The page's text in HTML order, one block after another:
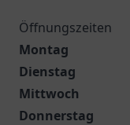
Öffnungszeiten
Montag
Dienstag
Mittwoch
Donnerstag